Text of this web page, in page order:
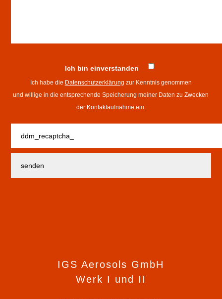
Ich bin einverstanden
Ich habe die Datenschutzerklärung zur Kenntnis genommen
und willige in die entsprechende Speicherung meiner Daten zu Zwecken
der Kontaktaufnahme ein.
IGS Aerosols GmbH
Werk I und II